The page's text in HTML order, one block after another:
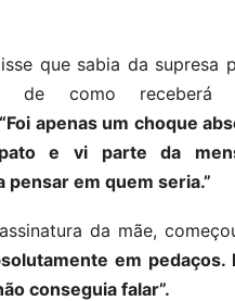
que sabia da supresa
de como receberá
“Foi apenas um choque
e vi parte da
pensar em quem seria.”
da mãe,
em pedaços.
conseguia falar”.